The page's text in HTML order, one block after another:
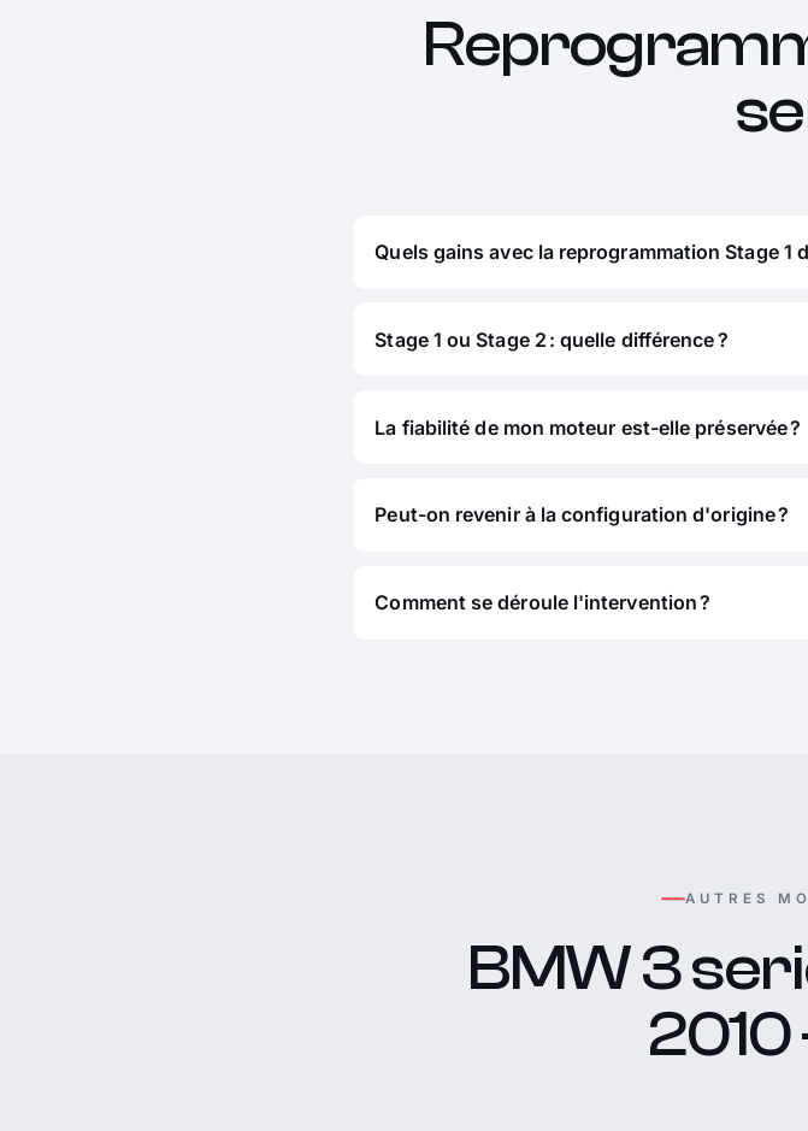
Quels gains avec la reprogrammation Stage 1
Stage 1 ou Stage 2 : quelle différence ?
La fiabilité de mon moteur est-elle préservée ?
Peut-on revenir à la configuration d'origine ?
Comment se déroule l'intervention ?
AUTRES
BMW 3
2010